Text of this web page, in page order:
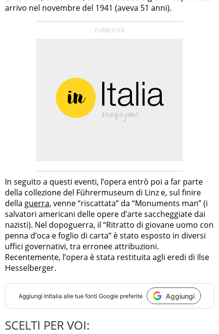
arrivo nel novembre del 1941 (aveva 51 anni).
In seguito a questi eventi, l’opera entrò poi a far parte
della collezione del Führermuseum di Linz e, sul finire
della guerra, venne “riscattata” da “Monuments man” (i
salvatori americani delle opere d’arte saccheggiate dai
nazisti). Nel dopoguerra, il “Ritratto di giovane uomo con
penna d’oca e foglio di carta” è stato esposto in diversi
uffici governativi, tra erronee attribuzioni.
Recentemente, l’opera è stata restituita agli eredi di Ilse
Hesselberger.
Aggiungi InItalia alle tue fonti Google preferite Aggiungi
SCELTI PER VOI: